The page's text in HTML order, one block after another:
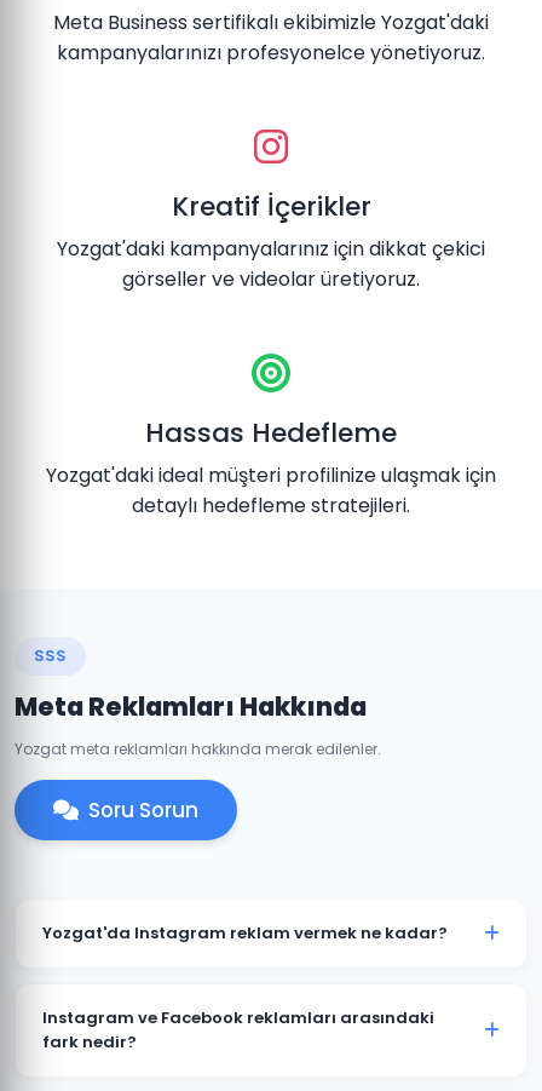
Meta Business sertifikalı ekibimizle Yozgat'daki
kampanyalarınızı profesyonelce yönetiyoruz.
Kreatif İçerikler
Yozgat'daki kampanyalarınız için dikkat çekici
görseller ve videolar üretiyoruz.
Hassas Hedefleme
Yozgat'daki ideal müşteri profilinize ulaşmak için
detaylı hedefleme stratejileri.
SSS
Meta Reklamları Hakkında
Yozgat meta reklamları hakkında merak edilenler.
Soru Sorun
Yozgat'da Instagram reklam vermek ne kadar?
sektörünüze göre değişir. Yozgat'daki işletmeniz için
günlük 50 TL'den başlayan bütçelerle etkili
Instagram ve Facebook reklamları arasındaki
fark nedir?